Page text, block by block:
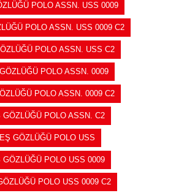
POLO ASSN. USS 0009
POLO ASSN. USS 0009 C2
POLO ASSN. USS C2
POLO ASSN. 0009
POLO ASSN. 0009 C2
GÖZLÜĞÜ POLO ASSN. C2
GÖZLÜĞÜ POLO USS
GÖZLÜĞÜ POLO USS 0009
POLO USS 0009 C2